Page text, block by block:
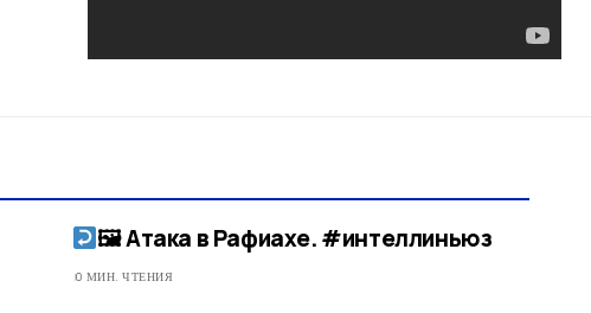
🖼 Атака в Рафиахе. #интеллиньюз​
0 МИН. ЧТЕНИЯ